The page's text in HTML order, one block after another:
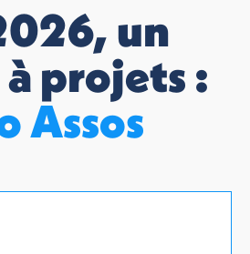
un
projets :
Assos